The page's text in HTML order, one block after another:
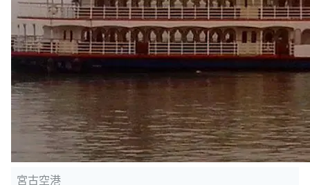
宮古空港